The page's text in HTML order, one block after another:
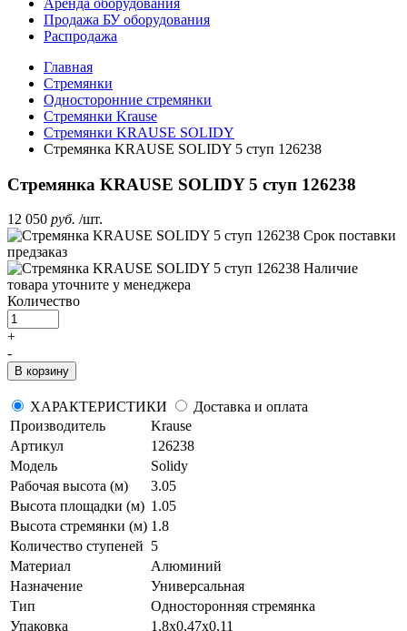
Аренда оборудования
Продажа БУ оборудования
Распродажа
Главная
Стремянки
Односторонние стремянки
Стремянки Krause
Стремянки KRAUSE SOLIDY
Стремянка KRAUSE SOLIDY 5 ступ 126238
Стремянка KRAUSE SOLIDY 5 ступ 126238
12 050 руб. /шт.
Срок поставки
предзаказ
Наличие
товара уточните у менеджера
Количество
+
-
В корзину
ХАРАКТЕРИСТИКИ
Доставка и оплата
Производитель
Krause
Артикул
126238
Модель
Solidy
Рабочая высота (м)
3.05
Высота площадки (м) 1.05
Высота стремянки (м) 1.8
Количество ступеней 5
Материал
Алюминий
Назначение
Универсальная
Тип
Односторонняя стремянка
Упаковка
1,8х0,47х0,11